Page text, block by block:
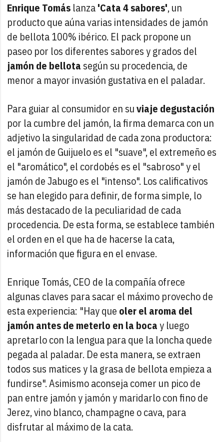
Enrique Tomás lanza'Cata 4 sabores', un
producto que aúna varias intensidades de jamón
de bellota 100% ibérico. El pack propone un
paseo por los diferentes sabores y grados del
jamón de bellota según su procedencia, de
menor a mayor invasión gustativa en el paladar.
Para guiar al consumidor en suviaje degustación
por la cumbre del jamón, la firma demarca con un
adjetivo la singularidad de cada zona productora:
el jamón de Guijuelo es el "suave", el extremeño es
el "aromático", el cordobés es el "sabroso" y el
jamón de Jabugo es el "intenso". Los calificativos
se han elegido para definir, de forma simple, lo
más destacado de la peculiaridad de cada
procedencia. De esta forma, se establece también
el orden en el que ha de hacerse la cata,
información que figura en el envase.
Enrique Tomás, CEO de la compañía ofrece
algunas claves para sacar el máximo provecho de
esta experiencia: "Hay que oler el aroma del
jamón antes de meterlo en la bocay luego
apretarlo con la lengua para que la loncha quede
pegada al paladar. De esta manera, se extraen
todos sus matices y la grasa de bellota empieza a
fundirse". Asimismo aconseja comer un pico de
pan entre jamón y jamón y maridarlo con fino de
Jerez, vino blanco, champagne o cava, para
disfrutar al máximo de la cata.